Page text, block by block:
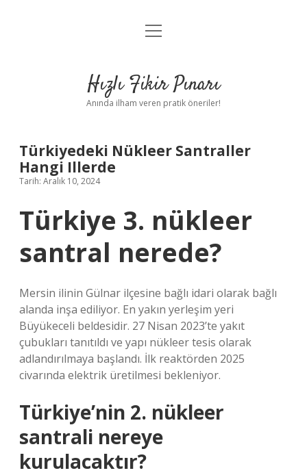
Anasayfa
Yasal Uyarı
menüyü
Hızlı Fikir Pınarı
Anında ilham veren pratik öneriler!
Türkiyedeki Nükleer Santraller
Hangi Illerde
Tarih: Aralık 10, 2024
Türkiye 3. nükleer
santral nerede?
Mersin ilinin Gülnar ilçesine bağlı idari olarak bağlı
alanda inşa ediliyor. En yakın yerleşim yeri
Büyükeceli beldesidir. 27 Nisan 2023’te yakıt
çubukları tanıtıldı ve yapı nükleer tesis olarak
adlandırılmaya başlandı. İlk reaktörden 2025
civarında elektrik üretilmesi bekleniyor.
Türkiye’nin 2. nükleer
santrali nereye
kurulacaktır?